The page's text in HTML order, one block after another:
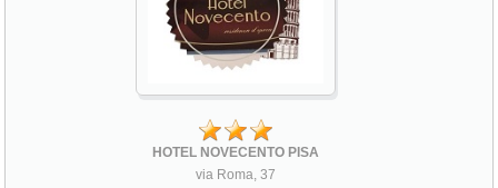
HOTEL NOVECENTO PISA
via Roma, 37